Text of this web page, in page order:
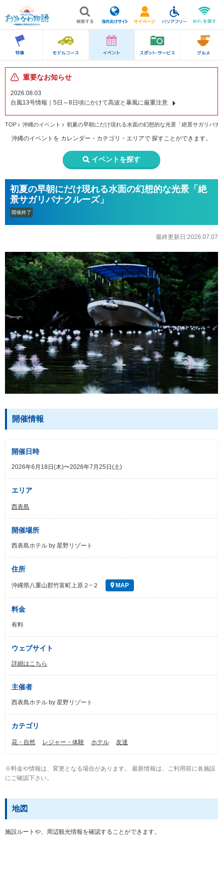
重要なお知らせ
2026.08.03
台風13号情報｜5日～8日頃にかけて高波と暴風に厳重注意
TOP 沖縄のイベント 初夏の早朝にだけ現れる水面の幻想的な光景「絶景サガリバナ
沖縄のイベントを カレンダー・カテゴリ・エリアで 探すことができます。
イベントを探す
初夏の早朝にだけ現れる水面の幻想的な光景「絶
景サガリバナクルーズ」
開催終了
最終更新日:2026.07.07
開催情報
開催日時
2026年6月18日(木)〜2026年7月25日(土)
エリア
西表島
開催場所
西表島ホテル by 星野リゾート
住所
沖縄県八重山郡竹富町上原２−２ MAP
料金
有料
ウェブサイト
詳細はこちら
主催者
西表島ホテル by 星野リゾート
カテゴリ
花・自然 レジャー・体験 ホテル 友達
※料金や情報は、変更となる場合があります。 最新情報は、ご利用前に各施設
にご確認下さい。
地図
施設ルートや、周辺観光情報を確認することができます。